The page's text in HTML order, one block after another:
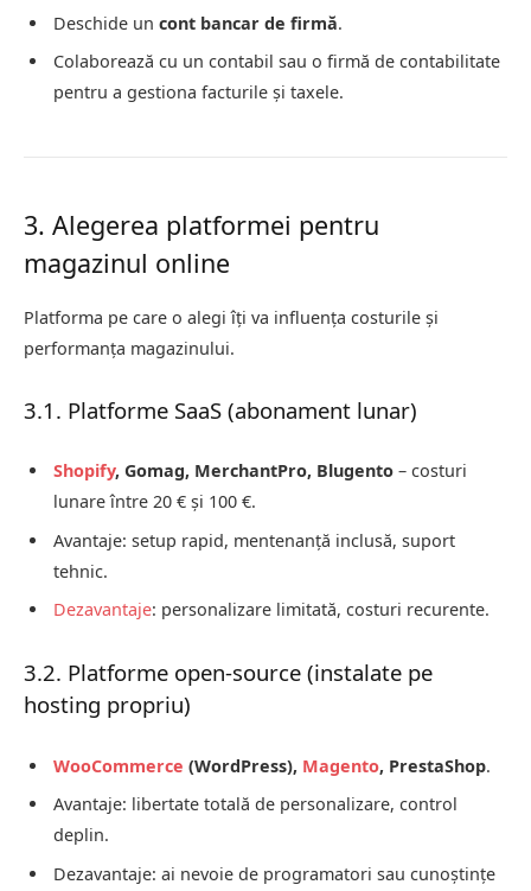
Deschide un cont bancar de firmă.
Colaborează cu un contabil sau o firmă de contabilitate
pentru a gestiona facturile și taxele.
3. Alegerea platformei pentru
magazinul online
Platforma pe care o alegi îți va influența costurile și
performanța magazinului.
3.1. Platforme SaaS (abonament lunar)
Shopify, Gomag, MerchantPro, Blugento – costuri
lunare între 20 € și 100 €.
Avantaje: setup rapid, mentenanță inclusă, suport
tehnic.
Dezavantaje: personalizare limitată, costuri recurente.
3.2. Platforme open-source (instalate pe
hosting propriu)
WooCommerce (WordPress), Magento, PrestaShop.
Avantaje: libertate totală de personalizare, control
deplin.
Dezavantaje: ai nevoie de programatori sau cunoștințe